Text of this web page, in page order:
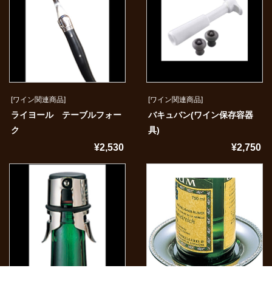
[ワイン関連商品]
ライヨール テーブルフォー
ク
¥2,530
[ワイン関連商品]
バキュバン(ワイン保存容器
具)
¥2,750